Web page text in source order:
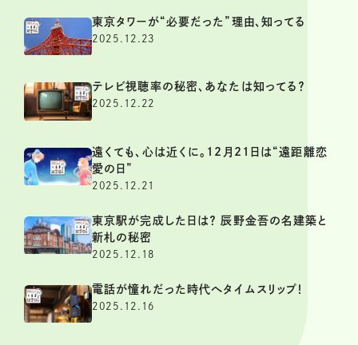
東京タワーが“必要だった”理由、知ってる
2025.12.23
テレビ視聴率の秘密、あなたは知ってる？
2025.12.22
遠くても、心は近くに。12月21日は“遠距離恋
愛の日”
2025.12.21
東京駅が完成した日は？ 辰野金吾の名建築と
新札の秘密
2025.12.18
電話が憧れだった時代へタイムスリップ！
2025.12.16